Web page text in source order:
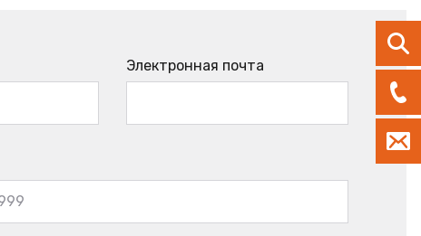
Электронная почта